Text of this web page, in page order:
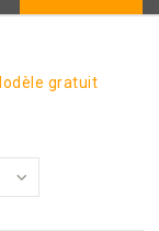
gratuit